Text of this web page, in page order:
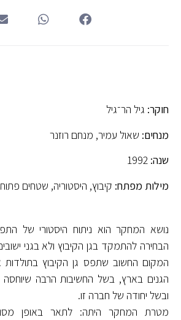
חוקר: גיל הר־גיל
מנחים: שאול עמיר, מנחם רוזנר
שנה: 1992
מילות מפתח: קיבוץ, היסטוריה, שטחים
נושא המחקר הוא ניתוח היסטורי של
הבחירה להתמקד בגן הקיבוץ ולא בגני
המקום החשוב שתפס גן הקיבוץ בתולדות
הגנים בארץ, בשל החשיבות הרבה שיוחסה
ובשל יחודה של חברה זו.
מטרת המחקר היתה: לתאר באופן